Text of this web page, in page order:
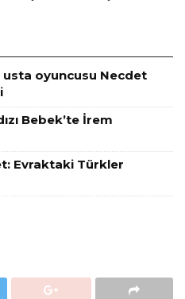
usta oyuncusu Necdet
Bebek’te İrem
Evraktaki Türkler